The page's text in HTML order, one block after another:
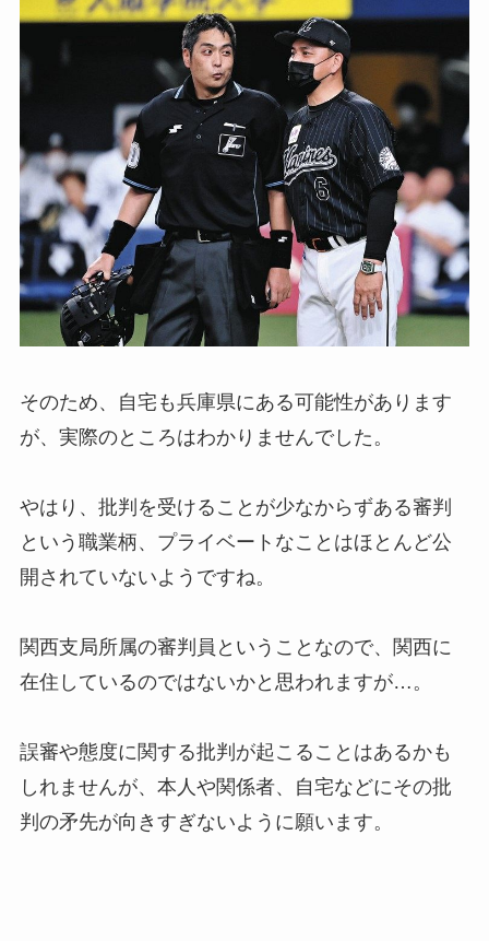
そのため、自宅も兵庫県にある可能性があります
が、実際のところはわかりませんでした。
やはり、批判を受けることが少なからずある審判
という職業柄、プライベートなことはほとんど公
開されていないようですね。
関西支局所属の審判員ということなので、関西に
在住しているのではないかと思われますが…。
誤審や態度に関する批判が起こることはあるかも
しれませんが、本人や関係者、自宅などにその批
判の矛先が向きすぎないように願います。